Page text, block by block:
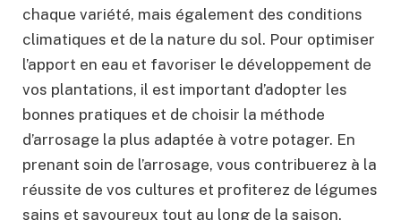
chaque variété, mais également des conditions
climatiques et de la nature du sol. Pour optimiser
l’apport en eau et favoriser le développement de
vos plantations, il est important d’adopter les
bonnes pratiques et de choisir la méthode
d’arrosage la plus adaptée à votre potager. En
prenant soin de l’arrosage, vous contribuerez à la
réussite de vos cultures et profiterez de légumes
sains et savoureux tout au long de la saison.